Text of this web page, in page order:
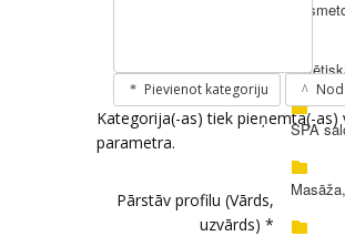
SPA
Pievienot kategoriju
Kategorija(-as) tiek pieņemta(-
parametra.
Pārstāv profilu (Vārds,
uzvārds) *